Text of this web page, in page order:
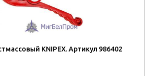
KNIPEX. Артикул 986402